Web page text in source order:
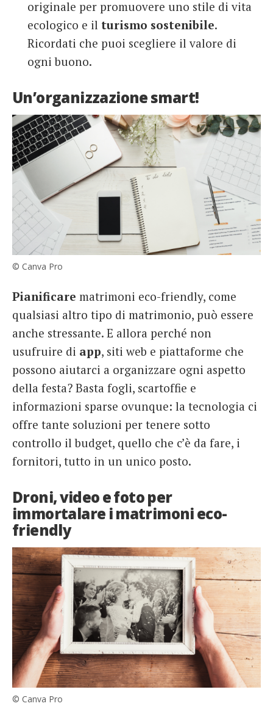
originale per promuovere uno stile di vita
ecologico e il turismo sostenibile.
Ricordati che puoi scegliere il valore di
ogni buono.
Un’organizzazione smart!
© Canva Pro
Pianificare matrimoni eco-friendly, come
qualsiasi altro tipo di matrimonio, può essere
anche stressante. E allora perché non
usufruire di app, siti web e piattaforme che
possono aiutarci a organizzare ogni aspetto
della festa? Basta fogli, scartoffie e
informazioni sparse ovunque: la tecnologia ci
offre tante soluzioni per tenere sotto
controllo il budget, quello che c’è da fare, i
fornitori, tutto in un unico posto.
Droni, video e foto per
immortalare i matrimoni eco-
friendly
© Canva Pro